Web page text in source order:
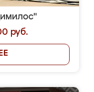
руб.